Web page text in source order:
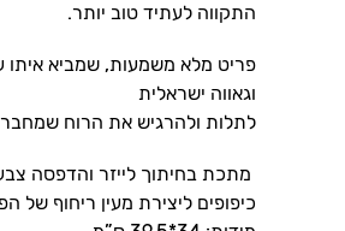
התקווה לעתיד טוב יותר.
לתלות ולהרגיש את הרוח